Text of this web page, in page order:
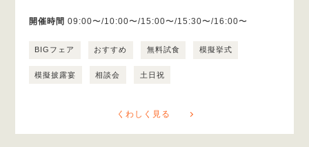
開催時間 09:00〜/10:00〜/15:00〜/15:30〜/16:00〜
BIGフェア おすすめ 無料試食 模擬挙式
模擬披露宴 相談会 土日祝
くわしく見る